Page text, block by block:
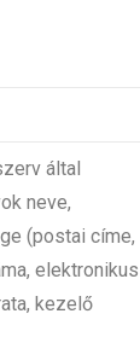
által
neve,
(postai címe,
elektronikus
kezelő